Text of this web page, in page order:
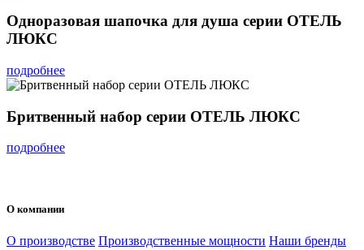
Одноразовая шапочка для душа серии ОТЕЛЬ
ЛЮКС
подробнее
Бритвенный набор серии ОТЕЛЬ ЛЮКС
подробнее
О компании
О производстве Производственные мощности Наши бренды